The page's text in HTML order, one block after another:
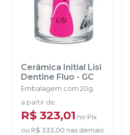
Cerâmica Initial Lisi
Dentine Fluo - GC
Embalagem com 20g.
a partir de:
R$ 323,01 no Pix
ou R$ 333,00 nas demais